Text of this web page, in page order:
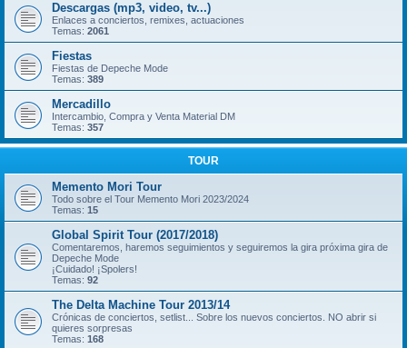
Descargas (mp3, video, tv...)
Enlaces a conciertos, remixes, actuaciones
Temas: 2061
Fiestas
Fiestas de Depeche Mode
Temas: 389
Mercadillo
Intercambio, Compra y Venta Material DM
Temas: 357
TOUR
Memento Mori Tour
Todo sobre el Tour Memento Mori 2023/2024
Temas: 15
Global Spirit Tour (2017/2018)
Comentaremos, haremos seguimientos y seguiremos la gira próxima gira de
Depeche Mode
¡Cuidado! ¡Spolers!
Temas: 92
The Delta Machine Tour 2013/14
Crónicas de conciertos, setlist... Sobre los nuevos conciertos. NO abrir si
quieres sorpresas
Temas: 168